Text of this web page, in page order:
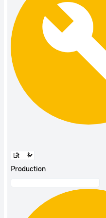
Production